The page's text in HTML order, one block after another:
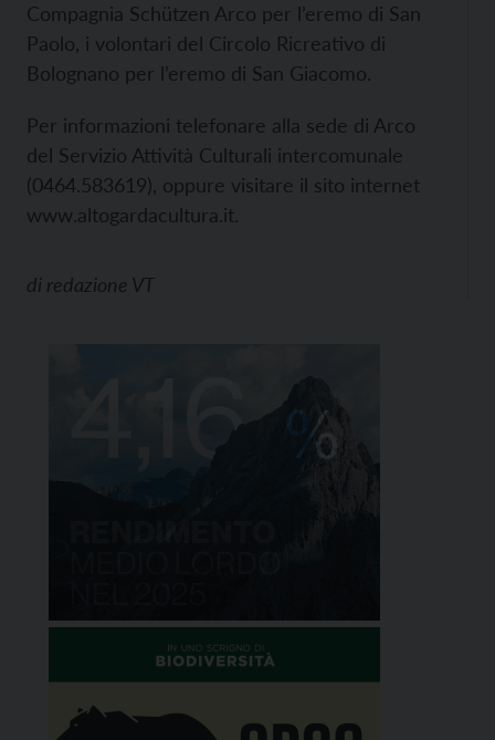
Compagnia Schützen Arco per l’eremo di San
Paolo, i volontari del Circolo Ricreativo di
Bolognano per l’eremo di San Giacomo.
Per informazioni telefonare alla sede di Arco
del Servizio Attività Culturali intercomunale
(0464.583619), oppure visitare il sito internet
www.altogardacultura.it.
di redazione VT